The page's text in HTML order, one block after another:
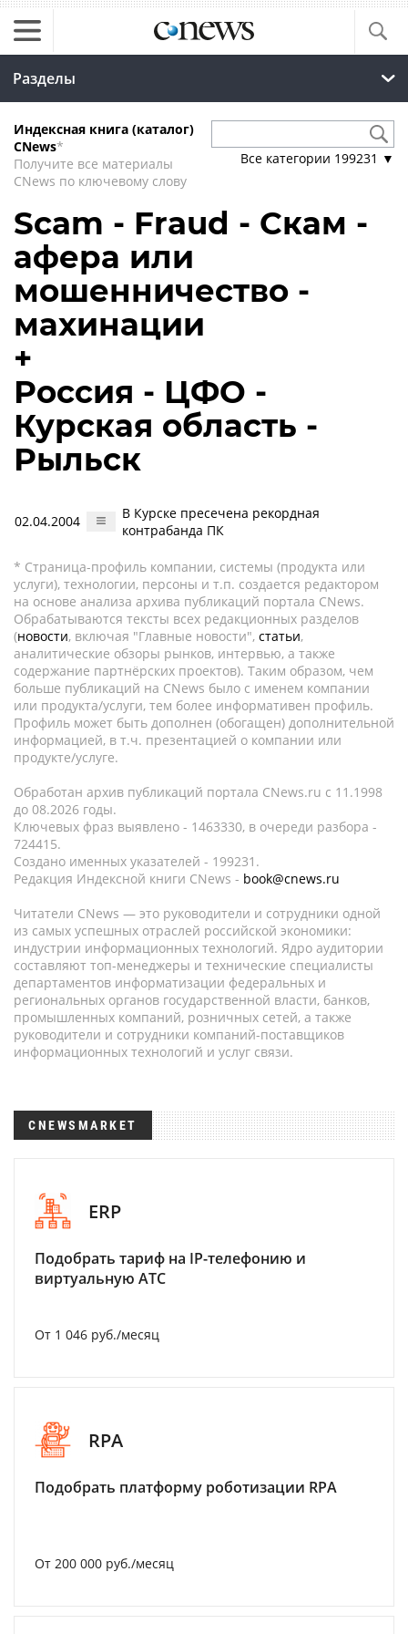
Разделы
Индексная книга (каталог)
CNews*
Получите все материалы
CNews по ключевому слову
Все категории 199231 ▼
Scam - Fraud - Скам -
афера или
мошенничество -
махинации
+
Россия - ЦФО -
Курская область -
Рыльск
02.04.2004
В Курске пресечена рекордная
контрабанда ПК
* Страница-профиль компании, системы (продукта или
услуги), технологии, персоны и т.п. создается редактором
на основе анализа архива публикаций портала CNews.
Обрабатываются тексты всех редакционных разделов
(новости, включая "Главные новости", статьи,
аналитические обзоры рынков, интервью, а также
содержание партнёрских проектов). Таким образом, чем
больше публикаций на CNews было с именем компании
или продукта/услуги, тем более информативен профиль.
Профиль может быть дополнен (обогащен) дополнительной
информацией, в т.ч. презентацией о компании или
продукте/услуге.
Обработан архив публикаций портала CNews.ru c 11.1998
до 08.2026 годы.
Ключевых фраз выявлено - 1463330, в очереди разбора -
724415.
Создано именных указателей - 199231.
Редакция Индексной книги CNews - book@cnews.ru
Читатели CNews — это руководители и сотрудники одной
из самых успешных отраслей российской экономики:
индустрии информационных технологий. Ядро аудитории
составляют топ-менеджеры и технические специалисты
департаментов информатизации федеральных и
региональных органов государственной власти, банков,
промышленных компаний, розничных сетей, а также
руководители и сотрудники компаний-поставщиков
информационных технологий и услуг связи.
CNEWSMARKET
ERP
Подобрать тариф на IP-телефонию и
виртуальную АТС
От 1 046 руб./месяц
RPA
Подобрать платформу роботизации RPA
От 200 000 руб./месяц